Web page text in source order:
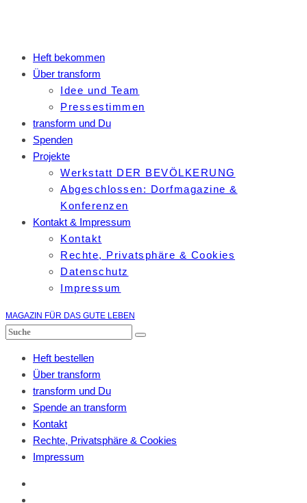
Heft bekommen
Über transform
Idee und Team
Pressestimmen
transform und Du
Spenden
Projekte
Werkstatt DER BEVÖLKERUNG
Abgeschlossen: Dorfmagazine &
Konferenzen
Kontakt & Impressum
Kontakt
Rechte, Privatsphäre & Cookies
Datenschutz
Impressum
MAGAZIN FÜR DAS GUTE LEBEN
Heft bestellen
Über transform
transform und Du
Spende an transform
Kontakt
Rechte, Privatsphäre & Cookies
Impressum